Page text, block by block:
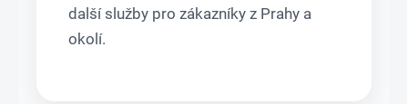
další služby pro zákazníky z Prahy a
okolí.